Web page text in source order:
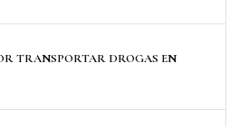
TRANSPORTAR DROGAS EN